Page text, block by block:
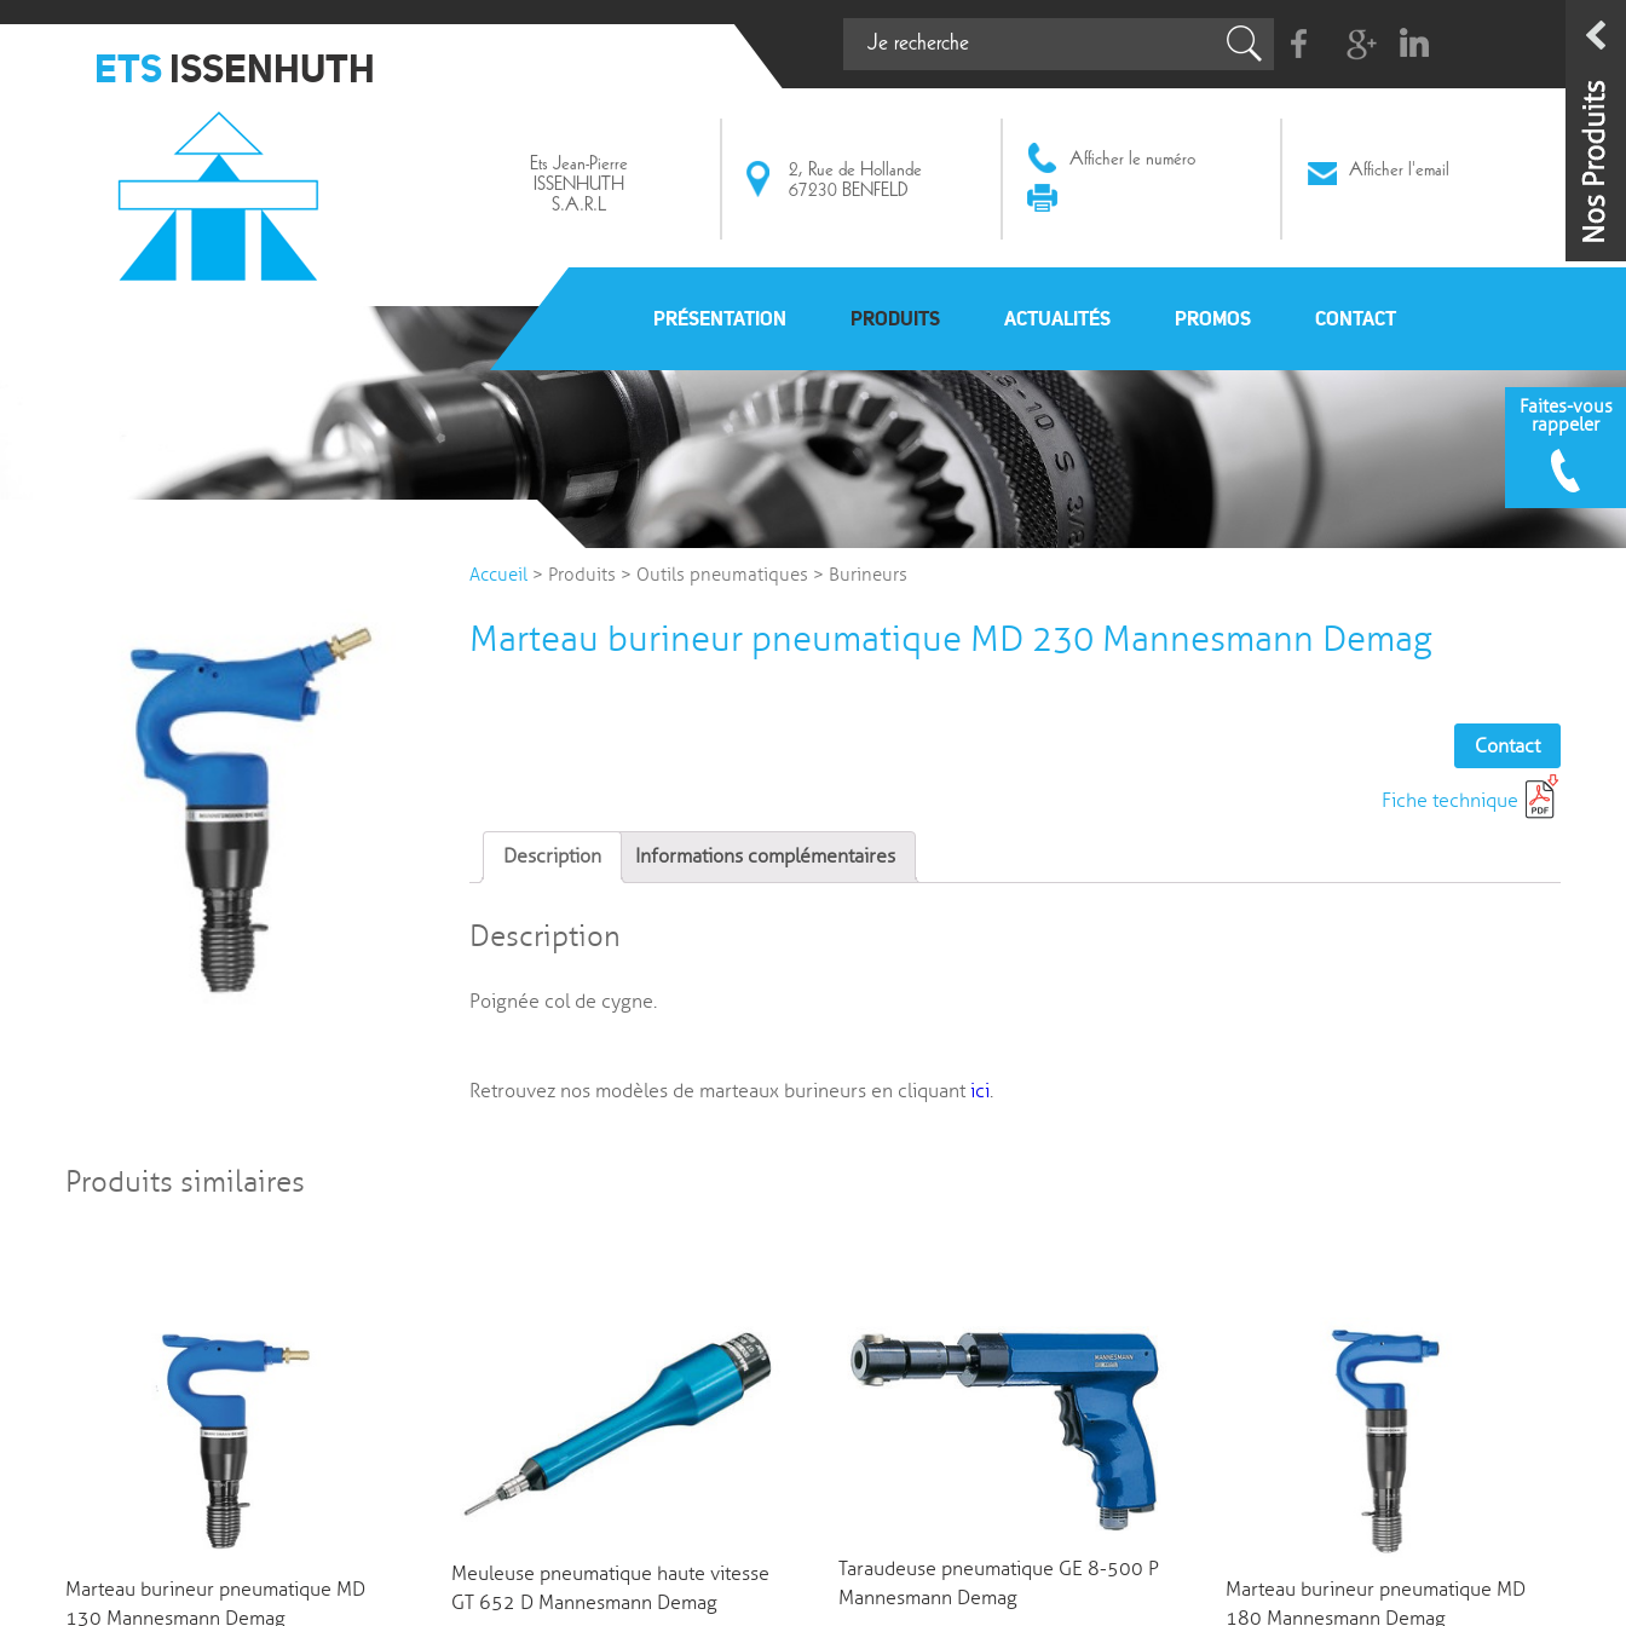
ETS ISSENHUTH Facebook
G+ Linkedin
Ets Jean-Pierre
ISSENHUTH
S.A.R.L
2, Rue de Hollande
67230 BENFELD
Afficher le numéro
Afficher l'email
PRÉSENTATION PRODUITS ACTUALITÉS PROMOS CONTACT
Accueil> Produits > Outils pneumatiques > Burineurs
Marteau burineur pneumatique MD 230 Mannesmann Demag
Contact
Fiche technique
Faites-vous
rappeler
Description Informations complémentaires
Description
Poignée col de cygne.
Retrouvez nos modèles de marteaux burineurs en cliquant ici.
Produits similaires
Marteau burineur pneumatique MD
130 Mannesmann Demag
Meuleuse pneumatique haute vitesse
GT 652 D Mannesmann Demag
Taraudeuse pneumatique GE 8-500 P
Mannesmann Demag
Marteau burineur pneumatique MD
180 Mannesmann Demag